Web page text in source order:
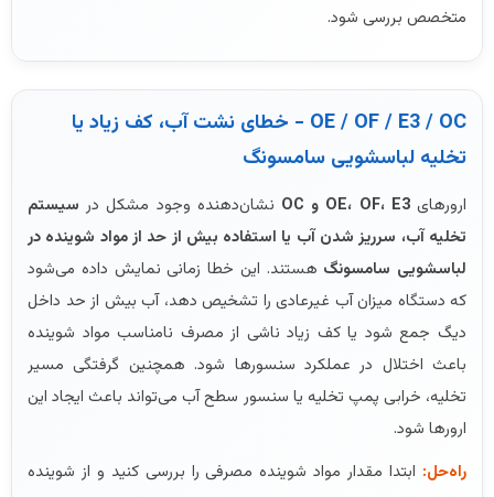
متخصص بررسی شود.
OE / OF / E3 / OC - خطای نشت آب، کف زیاد یا
تخلیه لباسشویی سامسونگ
ارورهایOE، OF، E3 و OC نشان‌دهنده وجود مشکل در سیستم
تخلیه آب، سرریز شدن آب یا استفاده بیش از حد از مواد شوینده در
لباسشویی سامسونگ هستند. این خطا زمانی نمایش داده می‌شود
که دستگاه میزان آب غیرعادی را تشخیص دهد، آب بیش از حد داخل
دیگ جمع شود یا کف زیاد ناشی از مصرف نامناسب مواد شوینده
باعث اختلال در عملکرد سنسورها شود. همچنین گرفتگی مسیر
تخلیه، خرابی پمپ تخلیه یا سنسور سطح آب می‌تواند باعث ایجاد این
ارورها شود.
راه‌حل: ابتدا مقدار مواد شوینده مصرفی را بررسی کنید و از شوینده